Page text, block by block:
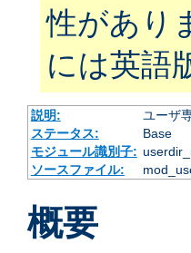
性があり
には英語
説明:
ユーザ
ステータス:
Base
モジュール識別子:
ソースファイル:
概要